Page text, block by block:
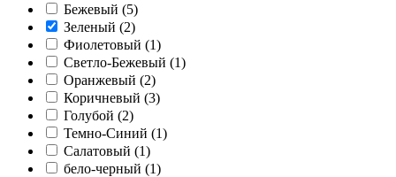
Бежевый (5)
Зеленый (2)
Фиолетовый (1)
Светло-Бежевый (1)
Оранжевый (2)
Коричневый (3)
Голубой (2)
Темно-Синий (1)
Салатовый (1)
бело-черный (1)